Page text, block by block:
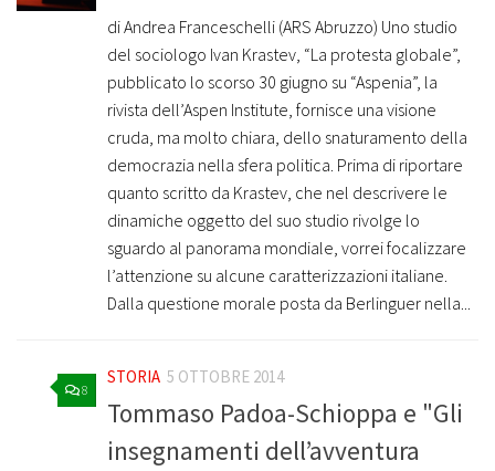
di Andrea Franceschelli (ARS Abruzzo) Uno studio
del sociologo Ivan Krastev, “La protesta globale”,
pubblicato lo scorso 30 giugno su “Aspenia”, la
rivista dell’Aspen Institute, fornisce una visione
cruda, ma molto chiara, dello snaturamento della
democrazia nella sfera politica. Prima di riportare
quanto scritto da Krastev, che nel descrivere le
dinamiche oggetto del suo studio rivolge lo
sguardo al panorama mondiale, vorrei focalizzare
l’attenzione su alcune caratterizzazioni italiane.
Dalla questione morale posta da Berlinguer nella...
8
STORIA 5 OTTOBRE 2014
Tommaso Padoa-Schioppa e "Gli
insegnamenti dell’avventura